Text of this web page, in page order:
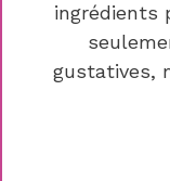
ingrédients
gustatives,